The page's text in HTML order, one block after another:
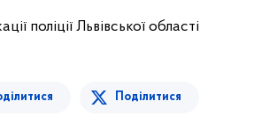
поліції Львівської області
Поділитися